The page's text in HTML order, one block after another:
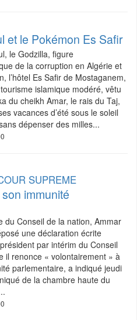
et le Pokémon Es Safir
le Godzilla, figure
de la corruption en Algérie et
l’hôtel Es Safir de Mostaganem,
tourisme islamique modéré, vêtu
du cheikh Amar, le rais du Taj,
vacances d’été sous le soleil
dépenser des milles...
SUPREME
immunité
du Conseil de la nation, Ammar
une déclaration écrite
par intérim du Conseil
il renonce « volontairement » à
parlementaire, a indiqué jeudi
de la chambre haute du